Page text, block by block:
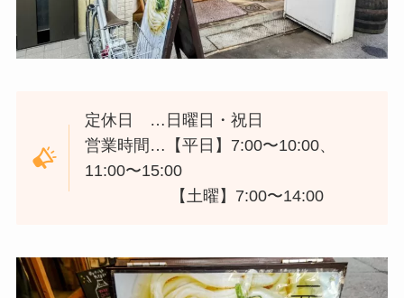
定休日 …日曜日・祝日
営業時間…【平日】7:00〜10:00、
11:00〜15:00
【土曜】7:00〜14:00